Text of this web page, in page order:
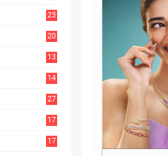
23
20
13
14
27
17
17